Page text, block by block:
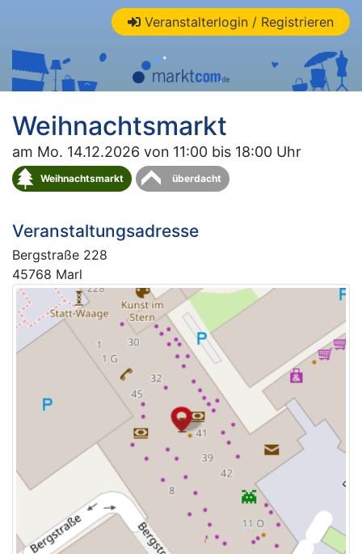
Veranstalterlogin / Registrieren
Weihnachtsmarkt
am Mo. 14.12.2026 von 11:00 bis 18:00 Uhr
Weihnachtsmarkt überdacht
Veranstaltungsadresse
Bergstraße 228
45768 Marl